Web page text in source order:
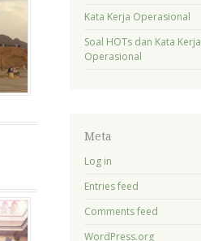
Kata Kerja Operasional
Soal HOTs dan Kata Kerja
Operasional
Meta
Log in
Entries feed
Comments feed
WordPress.org